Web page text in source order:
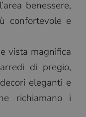
benessere,
confortevole e
vista magnifica
di pregio,
eleganti e
richiamano i